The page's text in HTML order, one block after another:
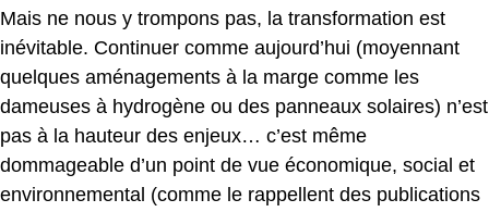
Mais ne nous y trompons pas, la transformation est
inévitable. Continuer comme aujourd’hui (moyennant
quelques aménagements à la marge comme les
dameuses à hydrogène ou des panneaux solaires) n’est
pas à la hauteur des enjeux… c’est même
dommageable d’un point de vue économique, social et
environnemental (comme le rappellent des publications